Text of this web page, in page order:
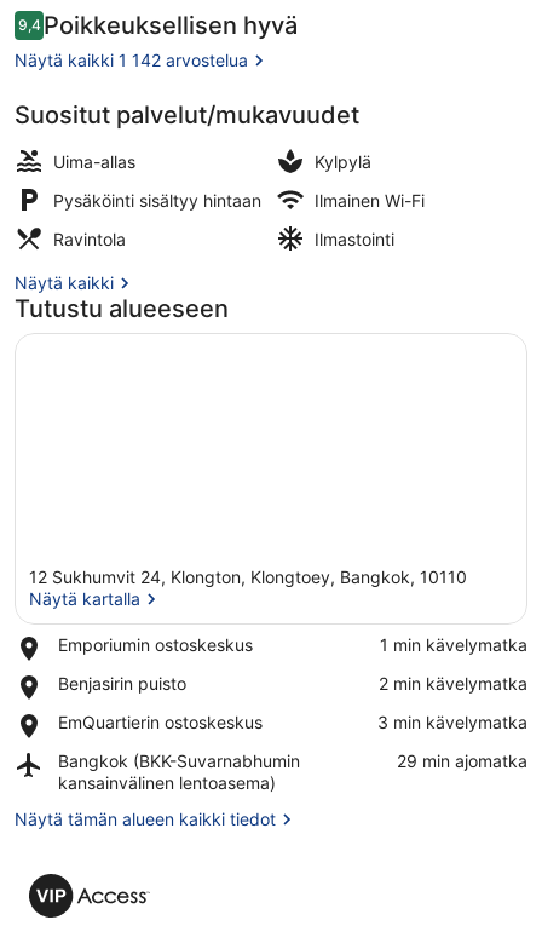
Ulkouima-allas, aurinkovarjoja,
Arvostelut
9,49,4 kautta 10.
Poikkeuksellisen hyvä
Näytä kaikki 1 142 arvostelua
Suositut palvelut/mukavuudet
Uima-allas
Kylpylä
Pysäköinti sisältyy hintaan
Ilmainen Wi-Fi
Ravintola
Ilmastointi
Näytä kaikki
Tutustu alueeseen
12 Sukhumvit 24, Klongton, Klongtoey, Bangkok, 10110
Näytä kartalla
Emporiumin ostoskeskus
Place,
ostoskeskus
‪1 min kävelymatka‬
Benjasirin puisto
Place,
puisto
‪2 min kävelymatka‬
EmQuartierin ostoskeskus
Place,
ostoskeskus
‪3 min kävelymatka‬
Bangkok (BKK-Suvarnabhumin
kansainvälinen lentoasema)
Airport,
Bangkok
Suvarnabhumin
‪29 min ajomatka‬
Näytä tämän alueen kaikki tiedot
VIP
Access